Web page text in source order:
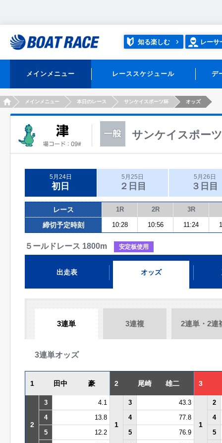
知る楽しむ レーサ
メインメニュー レーススケジュール デ
HOMEメインメニュー 本日のレース サンケイスポーツ杯 オッズ
サンケイスポー
5月24日
初日
5月25日
２日目
5月26日
３日目
レース 1R 2R 3R
締切予定時刻 10:28 10:56 11:24
５ールドレース 1800m 安定板使用
出走表 オッズ
3連単 3連複 2連単・2連
3連単オッズ
1 田中 豪 2 尾崎 雄二 3
2
3 4.1
1
3 43.3
1
2
4
13.8 4 77.8
4
5
12.2 5 76.9
5